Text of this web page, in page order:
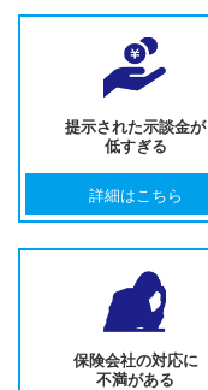
提示された示談金が
低すぎる
詳細はこちら
保険会社の対応に
不満がある